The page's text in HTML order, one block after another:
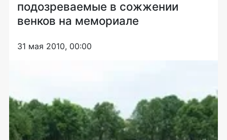
подозреваемые в сожжении
венков на мемориале
31 мая 2010, 00:00